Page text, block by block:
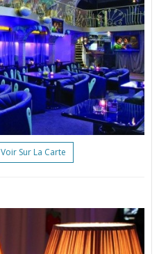
Voir Sur La Carte